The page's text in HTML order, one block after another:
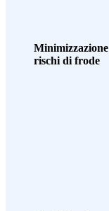
Minimizzazione
rischi di frode